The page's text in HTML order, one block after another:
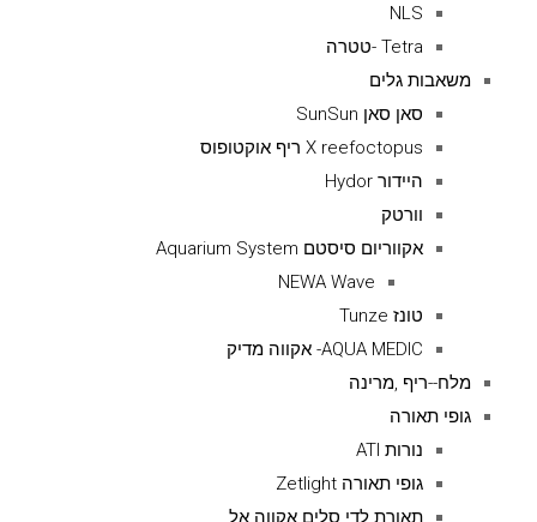
NLS
Tetra -טטרה
משאבות גלים
סאן סאן SunSun
X reefoctopus ריף אוקטופוס
היידור Hydor
וורטק
אקווריום סיסטם Aquarium System
NEWA Wave
טונז Tunze
AQUA MEDIC- אקווה מדיק
מלח--ריף ,מרינה
גופי תאורה
נורות ATI
גופי תאורה Zetlight
תאורת לדי סלים אקווה אל